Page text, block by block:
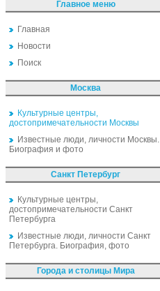
Главное меню
Главная
Новости
Поиск
Москва
Культурные центры,
достопримечательности Москвы
Известные люди, личности Москвы.
Биография и фото
Санкт Петербург
Культурные центры,
достопримечательности Санкт
Петербурга
Известные люди, личности Санкт
Петербурга. Биография, фото
Города и столицы Мира